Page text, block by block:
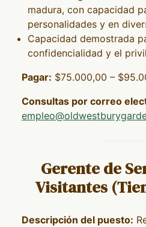
madura, con capacidad
personalidades y en
Capacidad demostrada
confidencialidad y el
Pagar: $75.000,00 –
Consultas por correo
Gerente de
Visitantes
Descripción del puesto: